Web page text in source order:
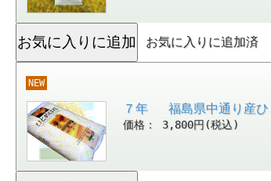
お気に入りに追加済
NEW
７年 福島県中通り産ひ
価格： 3,800円(税込)